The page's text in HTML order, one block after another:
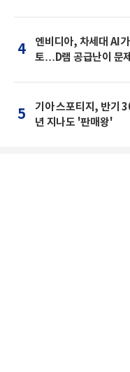
4
엔비디아, 차세대 AI
토…D램 공급난이 문제
5
기아 스포티지, 반기
년 지나도 '판매왕'